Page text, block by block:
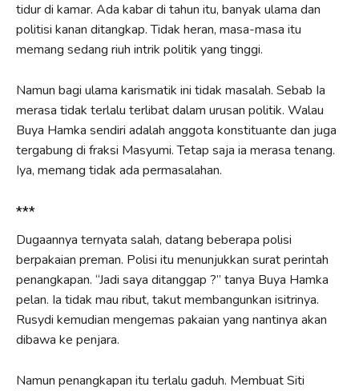
tidur di kamar. Ada kabar di tahun itu, banyak ulama dan
politisi kanan ditangkap. Tidak heran, masa-masa itu
memang sedang riuh intrik politik yang tinggi.
Namun bagi ulama karismatik ini tidak masalah. Sebab Ia
merasa tidak terlalu terlibat dalam urusan politik. Walau
Buya Hamka sendiri adalah anggota konstituante dan juga
tergabung di fraksi Masyumi. Tetap saja ia merasa tenang.
Iya, memang tidak ada permasalahan.
***
Dugaannya ternyata salah, datang beberapa polisi
berpakaian preman. Polisi itu menunjukkan surat perintah
penangkapan. “Jadi saya ditanggap ?” tanya Buya Hamka
pelan. Ia tidak mau ribut, takut membangunkan isitrinya.
Rusydi kemudian mengemas pakaian yang nantinya akan
dibawa ke penjara.
Namun penangkapan itu terlalu gaduh. Membuat Siti